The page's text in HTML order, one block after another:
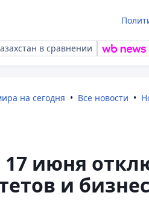
в сравнении
на сегодня Все новости
июня
и